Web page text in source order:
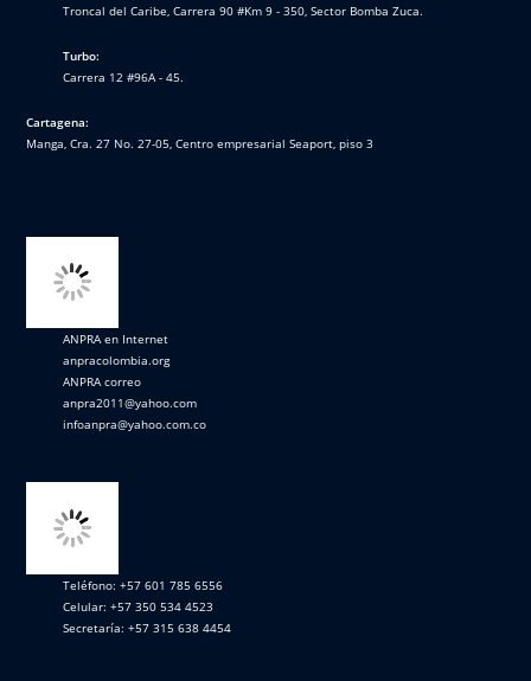
Troncal del Caribe, Carrera 90 #Km 9 - 350, Sector Bomba Zuca.
Turbo:
Carrera 12 #96A - 45.
Cartagena:
Manga, Cra. 27 No. 27-05, Centro empresarial Seaport, piso 3
ANPRA en Internet
anpracolombia.org
ANPRA correo
anpra2011@yahoo.com
infoanpra@yahoo.com.co
Teléfono: +57 601 785 6556
Celular: +57 350 534 4523
Secretaría: +57 315 638 4454